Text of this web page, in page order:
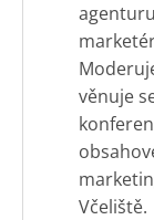
věnuje
Včeliště.